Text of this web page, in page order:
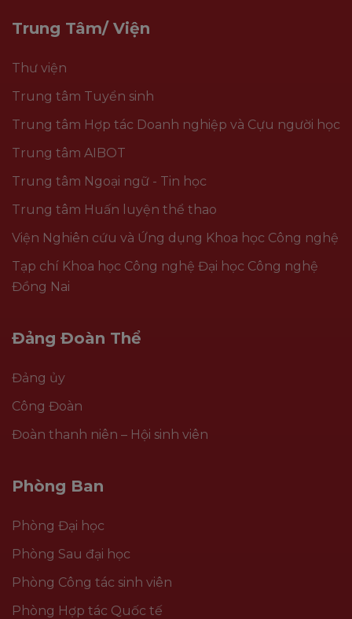
Trung Tâm/ Viện
Thư viện
Trung tâm Tuyển sinh
Trung tâm Hợp tác Doanh nghiệp và Cựu người học
Trung tâm AIBOT
Trung tâm Ngoại ngữ - Tin học
Trung tâm Huấn luyện thể thao
Viện Nghiên cứu và Ứng dụng Khoa học Công nghệ
Tạp chí Khoa học Công nghệ Đại học Công nghệ
Đồng Nai
Đảng Đoàn Thể
Đảng ủy
Công Đoàn
Đoàn thanh niên – Hội sinh viên
Phòng Ban
Phòng Đại học
Phòng Sau đại học
Phòng Công tác sinh viên
Phòng Hợp tác Quốc tế